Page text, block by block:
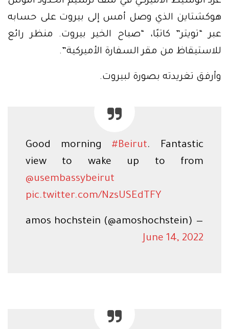
هوكشتاين الذي وصل أمس إلى بيروت على حسابه
عبر “تويتر” كاتبًا، “صباح الخير بيروت. منظر رائع
للاستيقاظ من مقر السفارة الأميركية”.
وأرفق تغريدته بصورة لبيروت.
Good morning #Beirut. Fantastic
view to wake up to from
@usembassybeirut
pic.twitter.com/NzsUSEdTFY
— amos hochstein (@amoshochstein)
June 14, 2022